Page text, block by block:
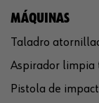
MÁQUINAS
Taladro
Aspirador limpia
Pistola de